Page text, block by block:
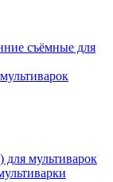
съёмные для
мультиварок